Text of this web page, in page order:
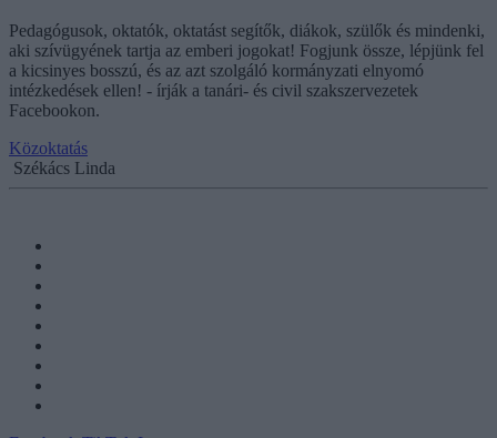
Pedagógusok, oktatók, oktatást segítők, diákok, szülők és mindenki,
aki szívügyének tartja az emberi jogokat! Fogjunk össze, lépjünk fel
a kicsinyes bosszú, és az azt szolgáló kormányzati elnyomó
intézkedések ellen! - írják a tanári- és civil szakszervezetek
Facebookon.
Közoktatás
Székács Linda